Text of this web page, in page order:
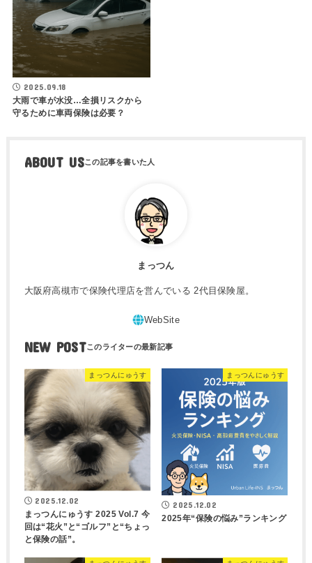
2025.09.18
大雨で車が水没…全損リスクから
守るために車両保険は必要？
ABOUT US
まっつん
大阪府高槻市で保険代理店を営んでいる 2代目保険屋。
NEW POST
まっつんにゅうす
2025.12.02
まっつんにゅうす 2025 Vol.7 今
回は“花火”と“ゴルフ”と“ちょっ
と保険の話”。
まっつんにゅうす
2025.12.02
2025年“保険の悩み”ランキング